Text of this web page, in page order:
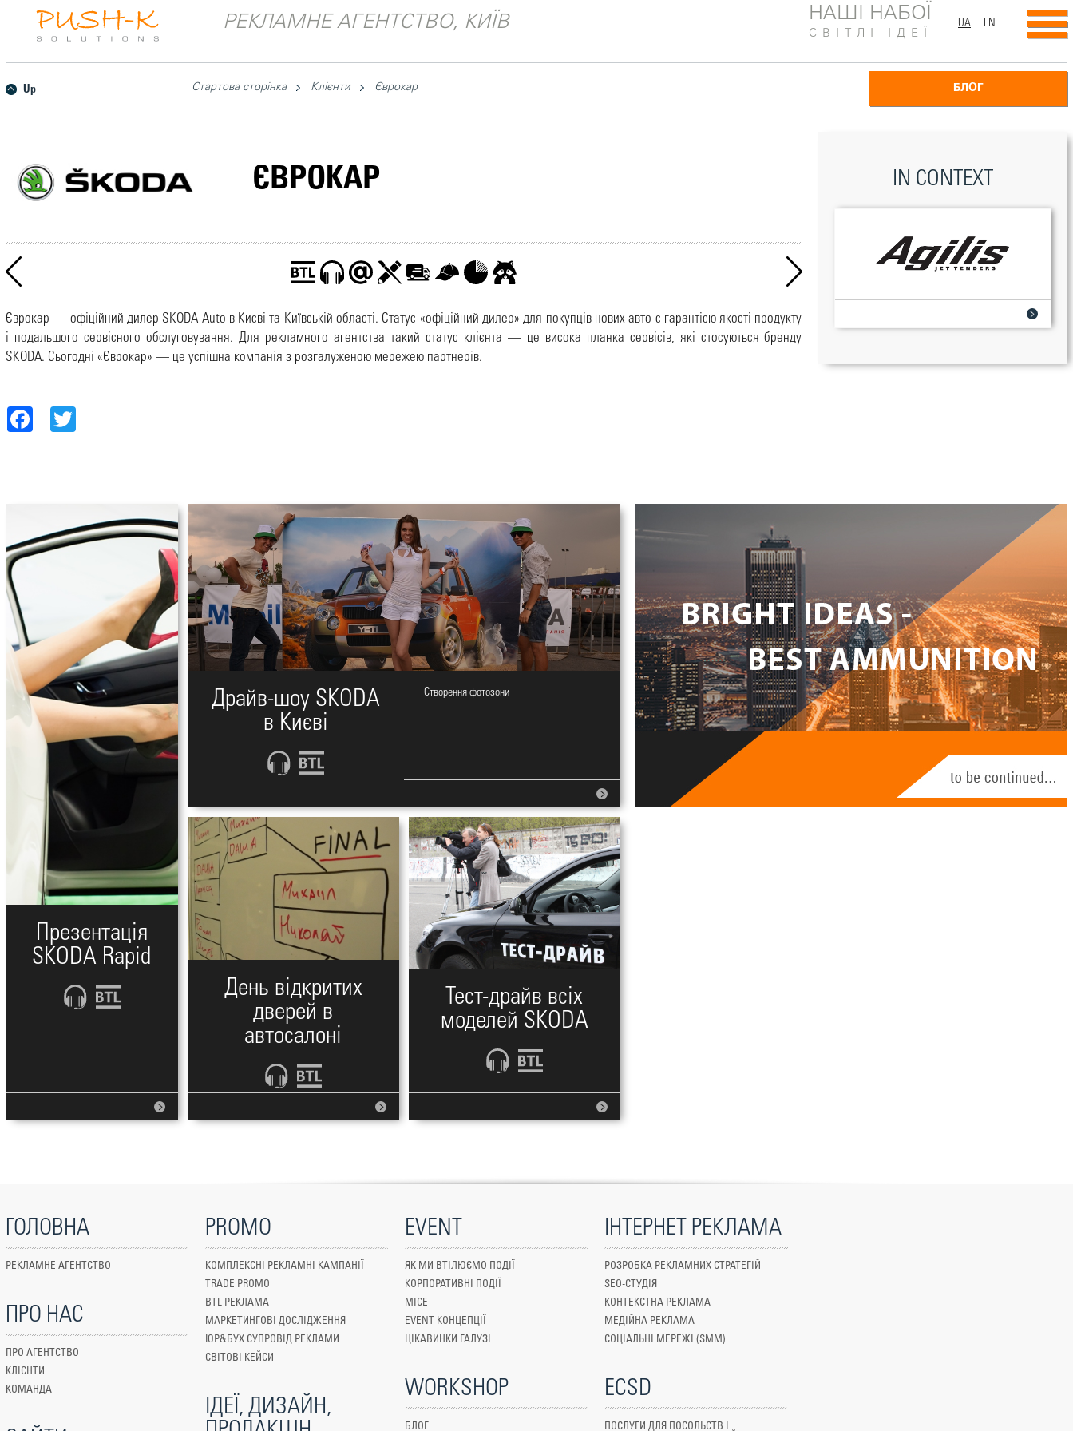
РЕКЛАМНЕ АГЕНТСТВО, КИЇВ UA EN
НАШІ НАБОЇ
СВІТЛІ ІДЕЇ
Up Стартова сторінка Клієнти Єврокар БЛОГ
ЄВРОКАР
Єврокар — офіційний дилер SKODA Auto в Києві та Київській області. Статус «офіційний дилер» для покупців нових авто є гарантією якості продукту
і подальшого сервісного обслуговування. Для рекламного агентства такий статус клієнта — це висока планка сервісів, які стосуються бренду
SKODA. Сьогодні «Єврокар» — це успішна компанія з розгалуженою мережею партнерів.
Facebook
IN CONTEXT
Презентація
SKODA Rapid
Драйв-шоу SKODA
в Києві
Створення фотозони
День відкритих
дверей в
автосалоні
Тест-драйв всіх
моделей SKODA
ГОЛОВНА
РЕКЛАМНЕ АГЕНТСТВО
ПРО НАС
ПРО АГЕНТСТВО
КЛІЄНТИ
КОМАНДА
PROMO
КОМПЛЕКСНІ РЕКЛАМНІ КАМПАНІЇ
TRADE PROMO
BTL РЕКЛАМА
МАРКЕТИНГОВІ ДОСЛІДЖЕННЯ
ЮР&БУХ СУПРОВІД РЕКЛАМИ
СВІТОВІ КЕЙСИ
ІДЕЇ, ДИЗАЙН,
EVENT
ЯК МИ ВТІЛЮЄМО ПОДІЇ
КОРПОРАТИВНІ ПОДІЇ
MICE
EVENT КОНЦЕПЦІЇ
ЦІКАВИНКИ ГАЛУЗІ
WORKSHOP
БЛОГ
ІНТЕРНЕТ РЕКЛАМА
РОЗРОБКА РЕКЛАМНИХ СТРАТЕГІЙ
SEO-СТУДІЯ
КОНТЕКСТНА РЕКЛАМА
МЕДІЙНА РЕКЛАМА
СОЦІАЛЬНІ МЕРЕЖІ (SMM)
ECSD
ПОСЛУГИ ДЛЯ ПОСОЛЬСТВ І